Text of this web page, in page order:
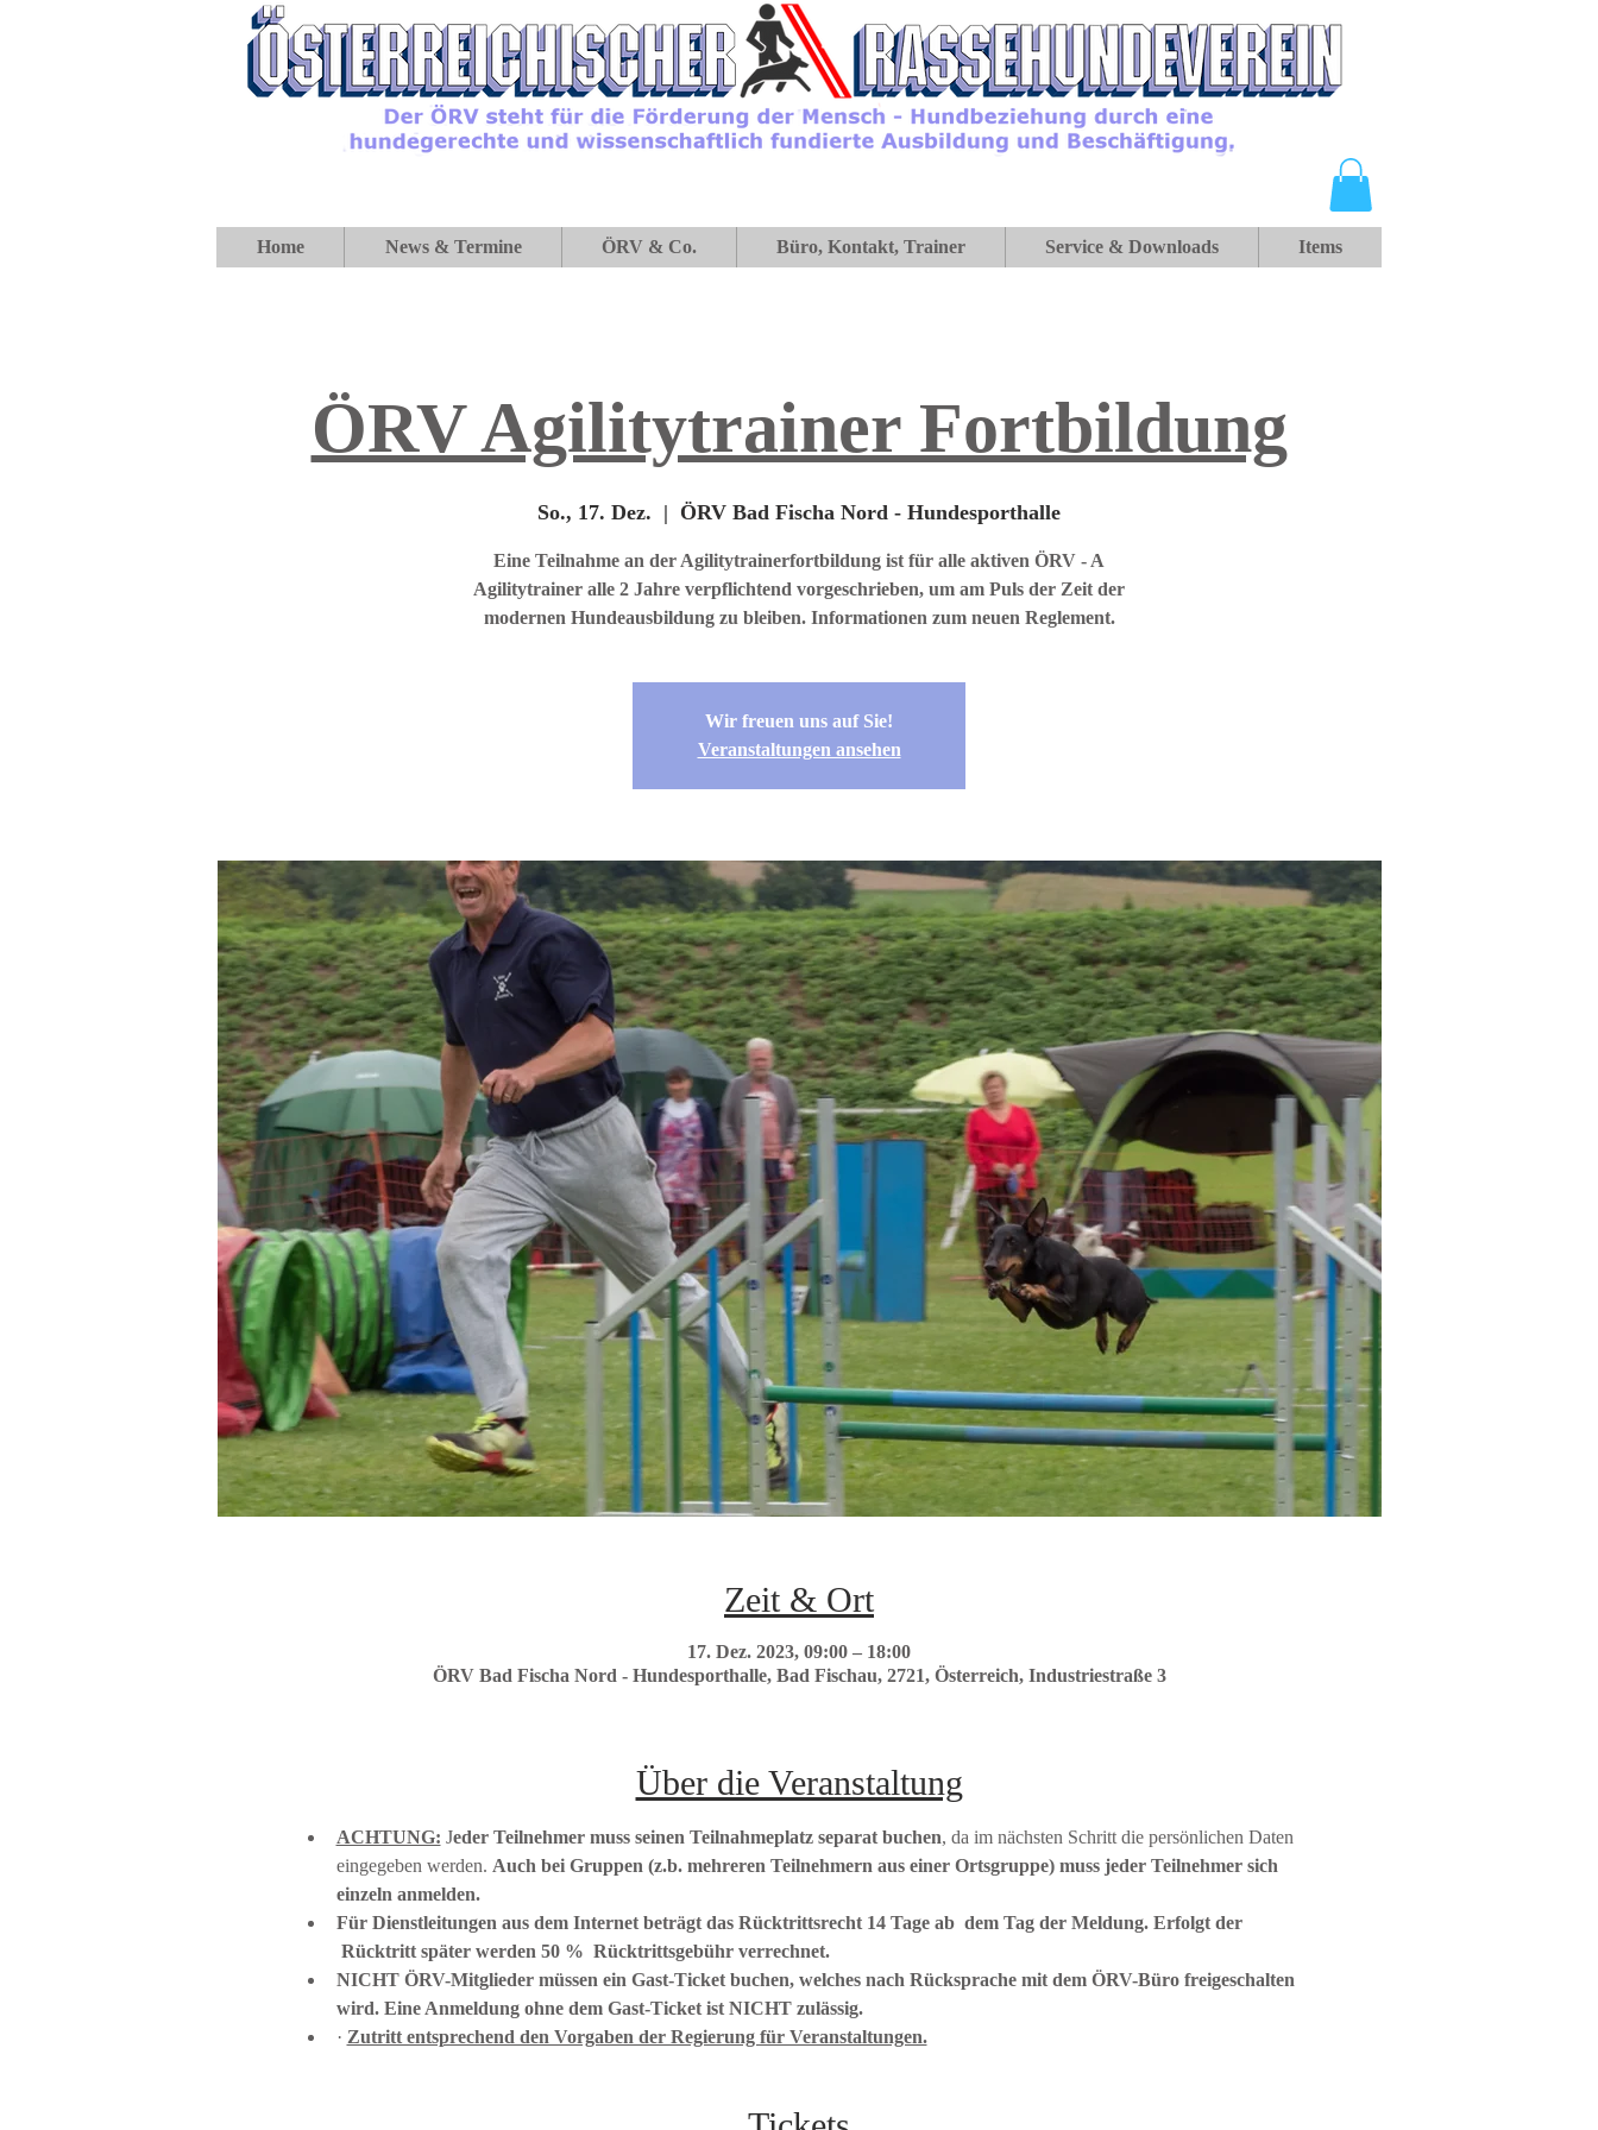
ÖRV Agilitytrainer Fortbildung
So., 17. Dez.
  |
ÖRV Bad Fischa Nord - Hundesporthalle
Eine Teilnahme an der Agilitytrainerfortbildung ist für alle aktiven ÖRV - A
Agilitytrainer alle 2 Jahre verpflichtend vorgeschrieben, um am Puls der Zeit der
modernen Hundeausbildung zu bleiben. Informationen zum neuen Reglement.
Wir freuen uns auf Sie!
Veranstaltungen ansehen
Zeit & Ort
17. Dez. 2023, 09:00 – 18:00
ÖRV Bad Fischa Nord - Hundesporthalle, Bad Fischau, 2721, Österreich, Industriestraße 3
Über die Veranstaltung
ACHTUNG: Jeder Teilnehmer muss seinen Teilnahmeplatz separat buchen, da im nächsten Schritt die persönlichen Daten
eingegeben werden. Auch bei Gruppen (z.b. mehreren Teilnehmern aus einer Ortsgruppe) muss jeder Teilnehmer sich
einzeln anmelden.
Für Dienstleitungen aus dem Internet beträgt das Rücktrittsrecht 14 Tage ab  dem Tag der Meldung. Erfolgt der
Rücktritt später werden 50 %  Rücktrittsgebühr verrechnet.
NICHT ÖRV-Mitglieder müssen ein Gast-Ticket buchen, welches nach Rücksprache mit dem ÖRV-Büro freigeschalten
wird. Eine Anmeldung ohne dem Gast-Ticket ist NICHT zulässig.
· Zutritt entsprechend den Vorgaben der Regierung für Veranstaltungen.
Home News & Termine ÖRV & Co. Büro, Kontakt, Trainer Service & Downloads Items